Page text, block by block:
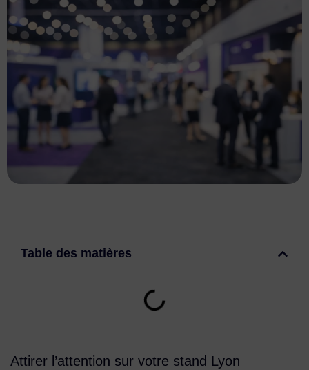
Table des matières
Attirer l’attention sur votre stand Lyon